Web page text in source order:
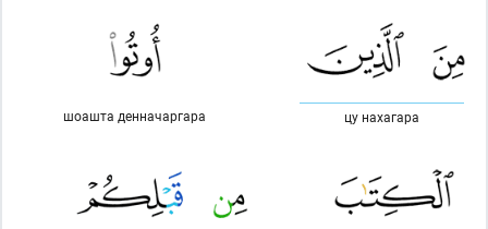
цу нахагара
шоашта денначаргара